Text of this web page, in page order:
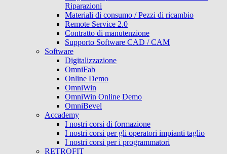
Riparazioni
Materiali di consumo / Pezzi di ricambio
Remote Service 2.0
Contratto di manutenzione
Supporto Software CAD / CAM
Software
Digitalizzazione
OmniFab
Online Demo
OmniWin
OmniWin Online Demo
OmniBevel
Accademy
I nostri corsi di formazione
I nostri corsi per gli operatori impianti taglio
I nostri corsi per i programmatori
RETROFIT